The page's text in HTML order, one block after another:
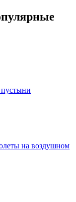
на воздушном